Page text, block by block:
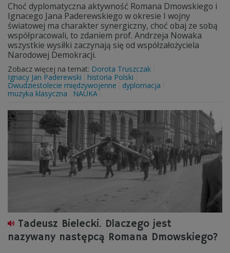
Choć dyplomatyczna aktywność Romana Dmowskiego i
Ignacego Jana Paderewskiego w okresie I wojny
światowej ma charakter synergiczny, choć obaj ze sobą
współpracowali, to zdaniem prof. Andrzeja Nowaka
wszystkie wysiłki zaczynają się od współzałożyciela
Narodowej Demokracji.
Zobacz więcej na temat: Dorota Truszczak
Ignacy Jan Paderewski
historia Polski
Dwudziestolecie międzywojenne
dyplomacja
muzyka klasyczna
NAUKA
Tadeusz Bielecki. Dlaczego jest
nazywany następcą Romana Dmowskiego?